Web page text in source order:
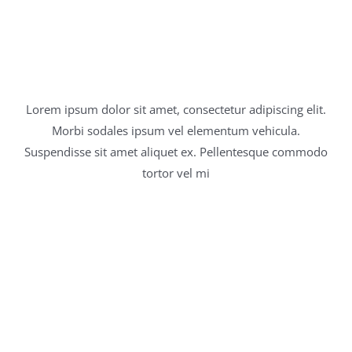
Lorem ipsum dolor sit amet, consectetur adipiscing elit.
Morbi sodales ipsum vel elementum vehicula.
Suspendisse sit amet aliquet ex. Pellentesque commodo
tortor vel mi